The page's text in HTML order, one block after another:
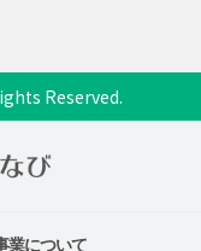
Reserved.